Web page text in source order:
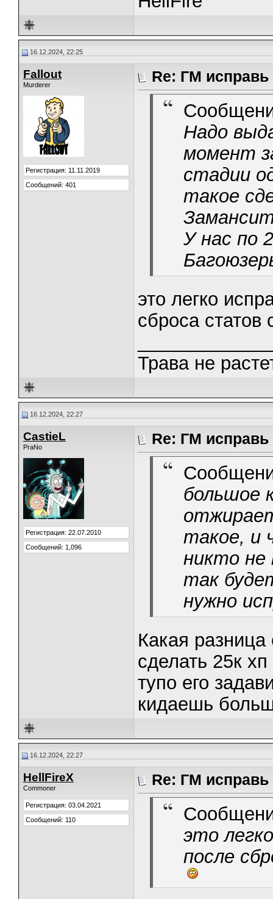
16.12.2024, 22:25
Fallout
Murderer
Регистрация: 11.11.2019
Сообщений: 401
Re: ГМ
Надо
момент
стадии
такое
У нас по
это легко
сброса
Трава не
16.12.2024, 22:27
CastieL
PraNo
Регистрация: 22.07.2010
Сообщений: 1,096
Re: ГМ
большое
такое, и
никто не
так
нужно
Какая
сделать 25к
тупо его
кидаешь
16.12.2024, 22:27
HellFireX
Commoner
Регистрация: 03.04.2021
Сообщений: 110
Re: ГМ
это
после